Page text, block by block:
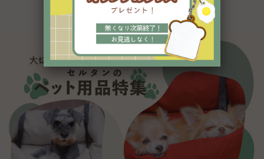
今が旬！最新の注目情報はコチラ